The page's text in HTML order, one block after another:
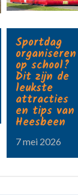
Sportdag
organiseren
op school?
Dit zijn de
leukste
attracties
en tips van
Heesbeen
7 mei 2026